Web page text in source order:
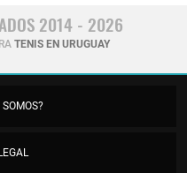
2014 - 2026
TENIS EN URUGUAY